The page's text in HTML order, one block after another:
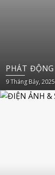
9 Tháng Bảy, 2025